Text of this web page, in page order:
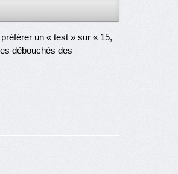
un « test » sur « 15,
débouchés des